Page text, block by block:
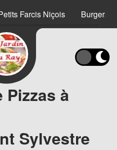
Farcis Niçois Burgers
à
Sylvestre